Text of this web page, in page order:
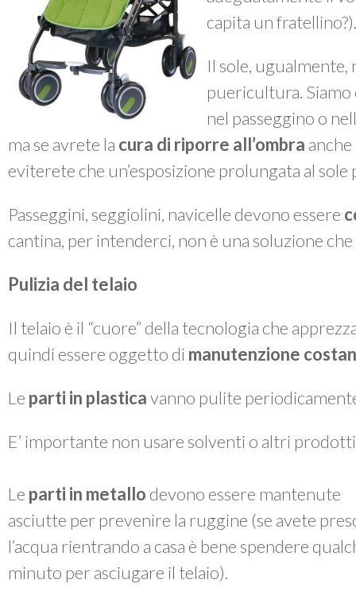
capita un fratellino?).
Il sole, ugualmente,
puericultura.
nel passeggino o
ma se avrete la cura di riporre all’ombra
eviterete che un’esposizione prolungata al sole
Passeggini, seggiolini, navicelle devono essere
cantina, per intenderci, non è una soluzione
Pulizia del telaio
Il telaio è il “cuore” della tecnologia che
quindi essere oggetto di manutenzione
Le parti in plasticavanno pulite
E’ importante non usare solventi o altri
Le parti in metallo devono essere mantenute
asciutte per prevenire la ruggine (se avete
l’acqua rientrando a casa è bene spendere
minuto per asciugare il telaio).